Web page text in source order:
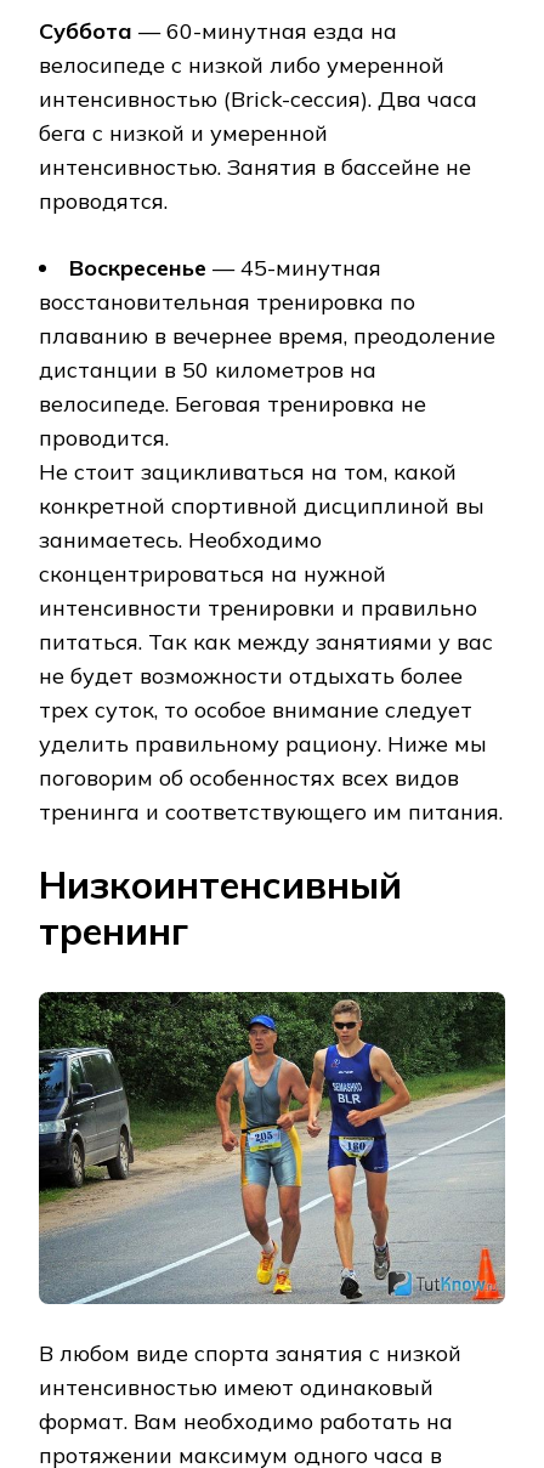
Суббота — 60-минутная езда на
велосипеде с низкой либо умеренной
интенсивностью (Brick-сессия). Два часа
бега с низкой и умеренной
интенсивностью. Занятия в бассейне не
проводятся.
Воскресенье — 45-минутная
восстановительная тренировка по
плаванию в вечернее время, преодоление
дистанции в 50 километров на
велосипеде. Беговая тренировка не
проводится.
Не стоит зацикливаться на том, какой
конкретной спортивной дисциплиной вы
занимаетесь. Необходимо
сконцентрироваться на нужной
интенсивности тренировки и правильно
питаться. Так как между занятиями у вас
не будет возможности отдыхать более
трех суток, то особое внимание следует
уделить правильному рациону. Ниже мы
поговорим об особенностях всех видов
тренинга и соответствующего им питания.
Низкоинтенсивный
тренинг
В любом виде спорта занятия с низкой
интенсивностью имеют одинаковый
формат. Вам необходимо работать на
протяжении максимум одного часа в